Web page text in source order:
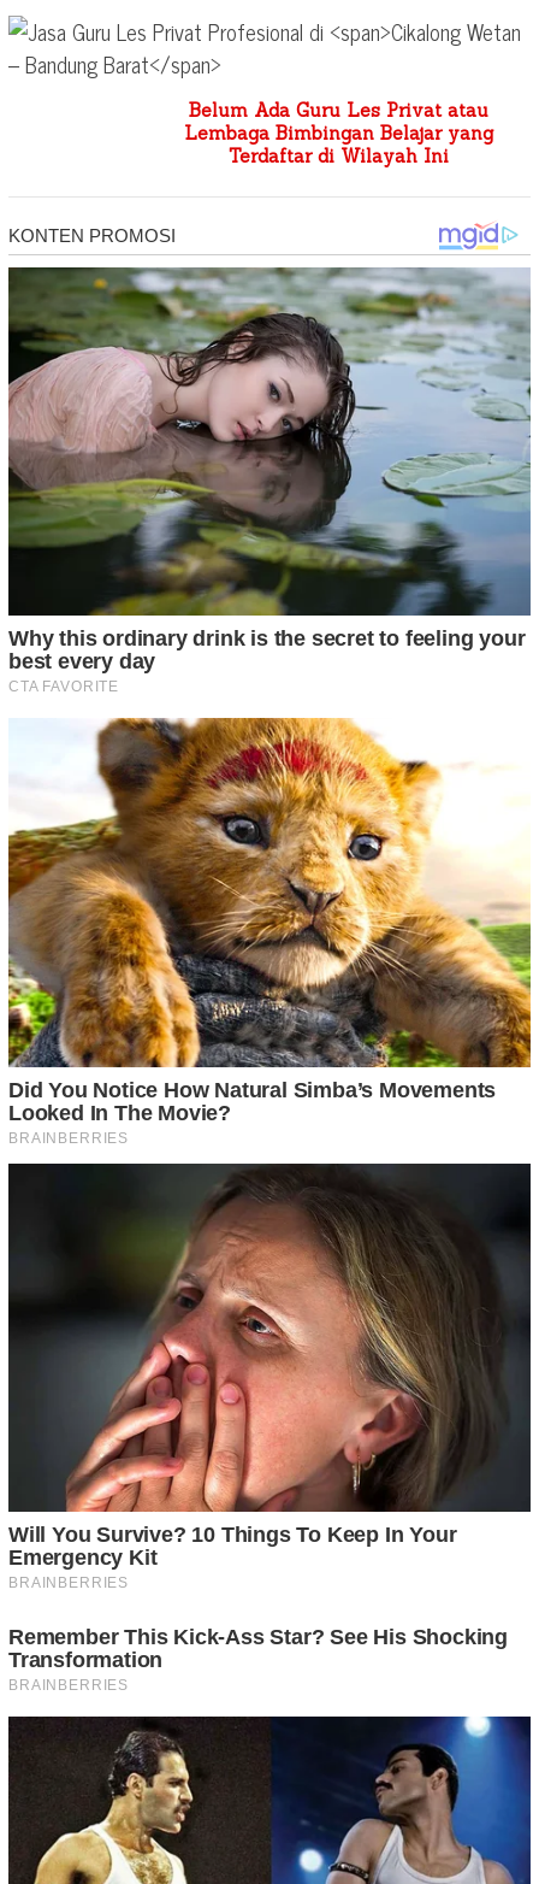
Belum Ada Guru Les Privat atau
Lembaga Bimbingan Belajar yang
Terdaftar di Wilayah Ini